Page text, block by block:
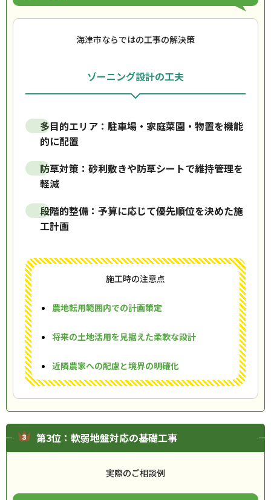
海津市ならではの工事の解決策
ゾーニング設計の工夫
多目的エリア：駐車場・家庭菜園・物置を機能
的に配置
防草対策：砂利敷きや防草シートで維持管理を
軽減
段階的整備：予算に応じて優先順位を決めた施
工計画
施工時の注意点
農地転用範囲内での計画策定
将来の土地活用を見据えた柔軟な設計
近隣農家への配慮と境界の明確化
第3位：軟弱地盤対応の基礎工事
実際のご相談例